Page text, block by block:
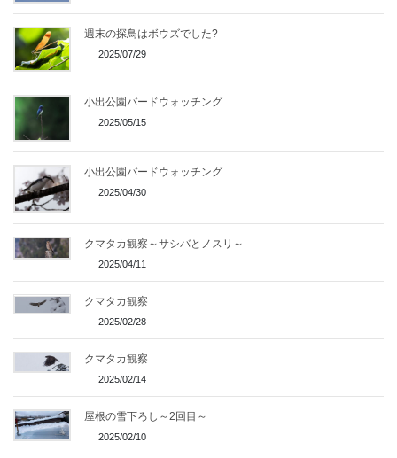
週末の探鳥はボウズでした?
2025/07/29
小出公園バードウォッチング
2025/05/15
小出公園バードウォッチング
2025/04/30
クマタカ観察～サシバとノスリ～
2025/04/11
クマタカ観察
2025/02/28
クマタカ観察
2025/02/14
屋根の雪下ろし～2回目～
2025/02/10